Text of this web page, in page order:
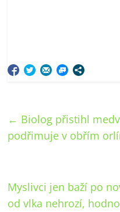
← Biolog přistihl
podřimuje v obřím
Myslivci jen baží po
od vlka nehrozí,